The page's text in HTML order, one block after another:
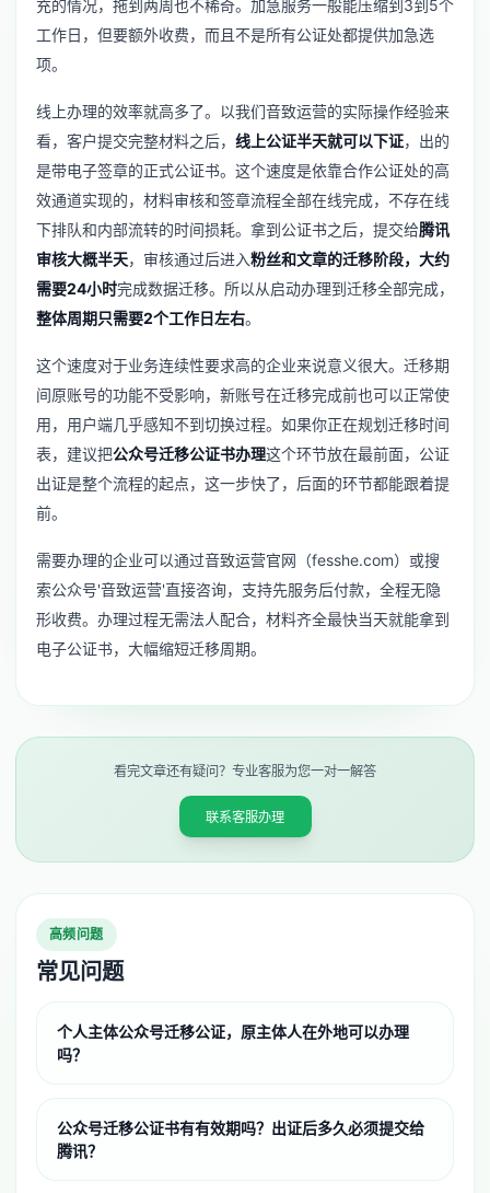
充的情况，拖到两周也不稀奇。加急服务一般能压缩到3到5个
工作日，但要额外收费，而且不是所有公证处都提供加急选
项。
线上办理的效率就高多了。以我们音致运营的实际操作经验来
看，客户提交完整材料之后， 线上公证半天就可以下证，出的
是带电子签章的正式公证书。这个速度是依靠合作公证处的高
效通道实现的，材料审核和签章流程全部在线完成，不存在线
下排队和内部流转的时间损耗。拿到公证书之后，提交给腾讯
审核大概半天，审核通过后进入粉丝和文章的迁移阶段，大约
需要24小时完成数据迁移。所以从启动办理到迁移全部完成，
整体周期只需要2个工作日左右。
这个速度对于业务连续性要求高的企业来说意义很大。迁移期
间原账号的功能不受影响，新账号在迁移完成前也可以正常使
用，用户端几乎感知不到切换过程。如果你正在规划迁移时间
表，建议把公众号迁移公证书办理这个环节放在最前面，公证
出证是整个流程的起点，这一步快了，后面的环节都能跟着提
前。
需要办理的企业可以通过音致运营官网（fesshe.com）或搜
索公众号'音致运营'直接咨询，支持先服务后付款，全程无隐
形收费。办理过程无需法人配合，材料齐全最快当天就能拿到
电子公证书，大幅缩短迁移周期。
看完文章还有疑问？专业客服为您一对一解答
联系客服办理
高频问题
常见问题
个人主体公众号迁移公证，原主体人在外地可以办理
吗？
公众号迁移公证书有有效期吗？出证后多久必须提交给
腾讯？